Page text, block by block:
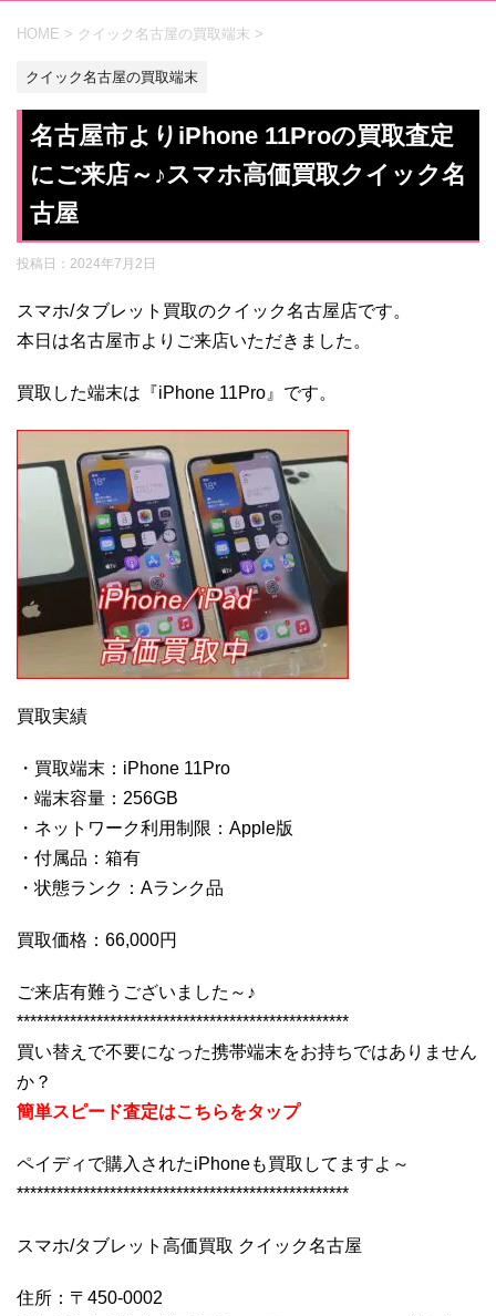
HOME > クイック名古屋の買取端末 >
クイック名古屋の買取端末
名古屋市よりiPhone 11Proの買取査定
にご来店～♪スマホ高価買取クイック名
古屋
投稿日： 2024年7月2日
スマホ/タブレット買取のクイック名古屋店です。
本日は名古屋市よりご来店いただきました。
買取した端末は『iPhone 11Pro』です。
買取実績
・買取端末：iPhone 11Pro
・端末容量：256GB
・ネットワーク利用制限：Apple版
・付属品：箱有
・状態ランク：Aランク品
買取価格：66,000円
ご来店有難うございました～♪
**************************************************
買い替えで不要になった携帯端末をお持ちではありません
か？
簡単スピード査定はこちらをタップ
ペイディで購入されたiPhoneも買取してますよ～
**************************************************
スマホ/タブレット高価買取 クイック名古屋
住所：〒450-0002